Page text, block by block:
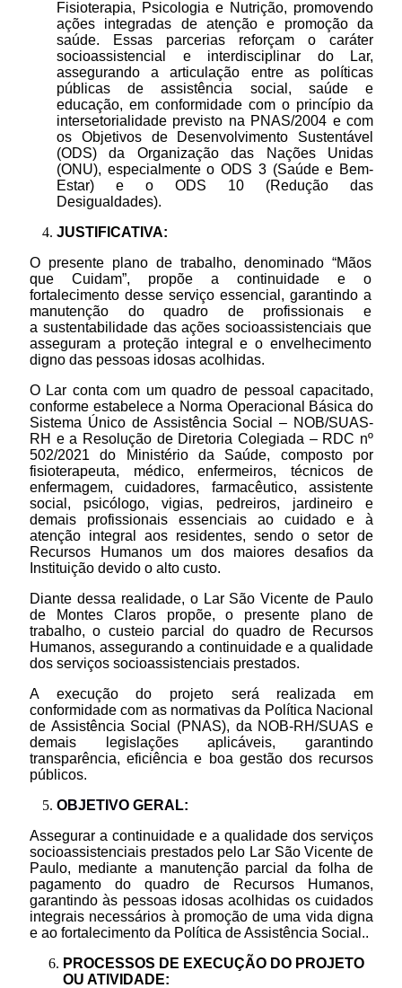
Fisioterapia, Psicologia e Nutrição, promovendo
ações integradas de atenção e promoção da
saúde. Essas parcerias reforçam o caráter
socioassistencial e interdisciplinar do Lar,
assegurando a articulação entre as políticas
públicas de assistência social, saúde e
educação, em conformidade com o princípio da
intersetorialidade previsto na PNAS/2004 e com
os Objetivos de Desenvolvimento Sustentável
(ODS) da Organização das Nações Unidas
(ONU), especialmente o ODS 3 (Saúde e Bem-
Estar) e o ODS 10 (Redução das
Desigualdades).
JUSTIFICATIVA:
O presente plano de trabalho, denominado “Mãos
que Cuidam”, propõe a continuidade e o
fortalecimento desse serviço essencial, garantindo a
manutenção do quadro de profissionais e
a sustentabilidade das ações socioassistenciais que
asseguram a proteção integral e o envelhecimento
digno das pessoas idosas acolhidas.
O Lar conta com um quadro de pessoal capacitado,
conforme estabelece a Norma Operacional Básica do
Sistema Único de Assistência Social – NOB/SUAS-
RH e a Resolução de Diretoria Colegiada – RDC nº
502/2021 do Ministério da Saúde, composto por
fisioterapeuta, médico, enfermeiros, técnicos de
enfermagem, cuidadores, farmacêutico, assistente
social, psicólogo, vigias, pedreiros, jardineiro e
demais profissionais essenciais ao cuidado e à
atenção integral aos residentes, sendo o setor de
Recursos Humanos um dos maiores desafios da
Instituição devido o alto custo.
Diante dessa realidade, o Lar São Vicente de Paulo
de Montes Claros propõe, o presente plano de
trabalho, o custeio parcial do quadro de Recursos
Humanos, assegurando a continuidade e a qualidade
dos serviços socioassistenciais prestados.
A execução do projeto será realizada em
conformidade com as normativas da Política Nacional
de Assistência Social (PNAS), da NOB-RH/SUAS e
demais legislações aplicáveis, garantindo
transparência, eficiência e boa gestão dos recursos
públicos.
OBJETIVO GERAL:
Assegurar a continuidade e a qualidade dos serviços
socioassistenciais prestados pelo Lar São Vicente de
Paulo, mediante a manutenção parcial da folha de
pagamento do quadro de Recursos Humanos,
garantindo às pessoas idosas acolhidas os cuidados
integrais necessários à promoção de uma vida digna
e ao fortalecimento da Política de Assistência Social..
PROCESSOS DE EXECUÇÃO DO PROJETO
OU ATIVIDADE: